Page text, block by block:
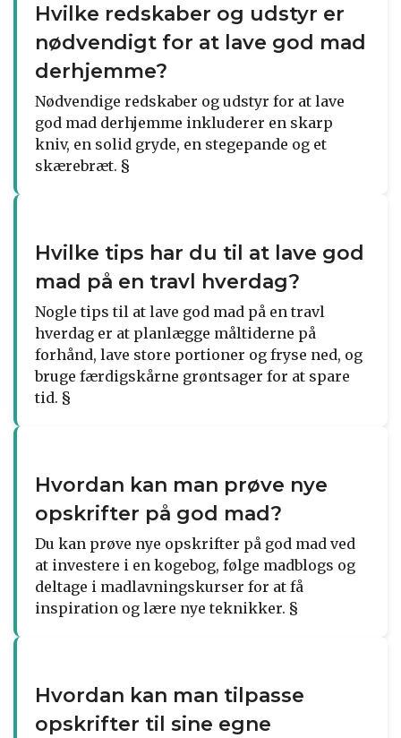
Hvilke redskaber og udstyr er
nødvendigt for at lave god mad
derhjemme?
Nødvendige redskaber og udstyr for at lave
god mad derhjemme inkluderer en skarp
kniv, en solid gryde, en stegepande og et
skærebræt. §
Hvilke tips har du til at lave god
mad på en travl hverdag?
Nogle tips til at lave god mad på en travl
hverdag er at planlægge måltiderne på
forhånd, lave store portioner og fryse ned, og
bruge færdigskårne grøntsager for at spare
tid. §
Hvordan kan man prøve nye
opskrifter på god mad?
Du kan prøve nye opskrifter på god mad ved
at investere i en kogebog, følge madblogs og
deltage i madlavningskurser for at få
inspiration og lære nye teknikker. §
Hvordan kan man tilpasse
opskrifter til sine egne